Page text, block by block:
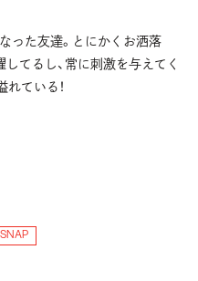
った友達。とにかくお洒落
てるし、常に刺激を与えてく
ている！